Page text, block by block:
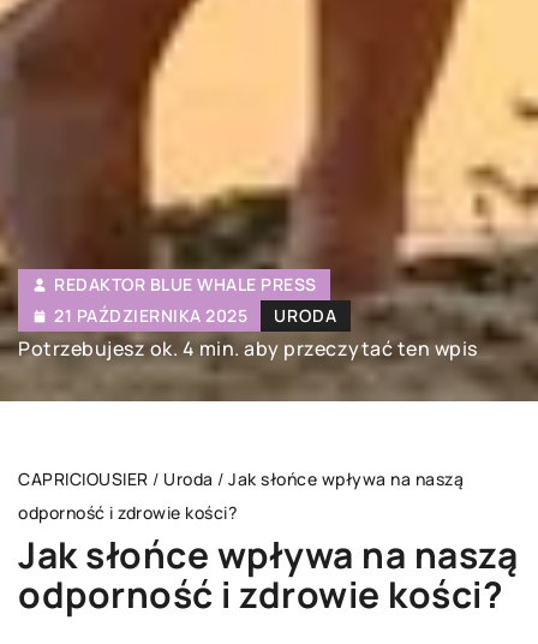
REDAKTOR BLUE WHALE PRESS
21 PAŹDZIERNIKA 2025
URODA
Potrzebujesz ok. 4 min. aby przeczytać ten wpis
CAPRICIOUSIER / Uroda / Jak słońce wpływa na naszą
odporność i zdrowie kości?
Jak słońce wpływa na naszą
odporność i zdrowie kości?